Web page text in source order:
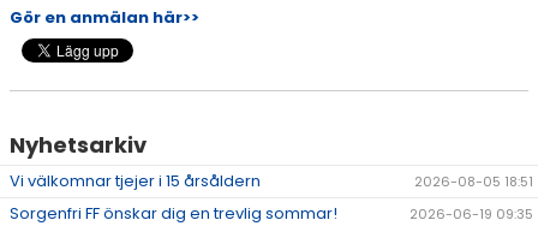
Gör en anmälan här>>
Nyhetsarkiv
Vi välkomnar tjejer i 15 årsåldern 2026-08-05 18:51
Sorgenfri FF önskar dig en trevlig sommar! 2026-06-19 09:35